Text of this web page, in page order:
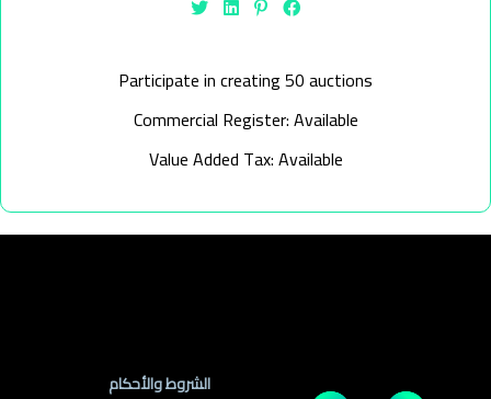
Participate in creating 50 auctions
Commercial Register: Available
Value Added Tax: Available
الشروط والأحكام